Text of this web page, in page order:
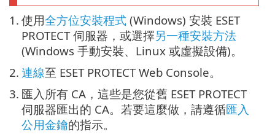
1. 使用全方位安裝程式 (Windows) 安裝 ESET
PROTECT 伺服器，或選擇另一種安裝方法
(Windows 手動安裝、Linux 或虛擬設備)。
2. 連線至 ESET PROTECT Web Console。
3. 匯入所有 CA，這些是您從舊 ESET PROTECT
伺服器匯出的 CA。若要這麼做，請遵循匯入
公用金鑰的指示。